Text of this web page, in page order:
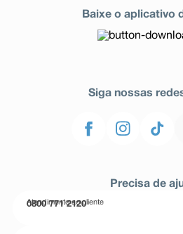
Baixe o aplicativo
Siga nossas
Precisa de
Atendimento ao cliente
0800 771 2120